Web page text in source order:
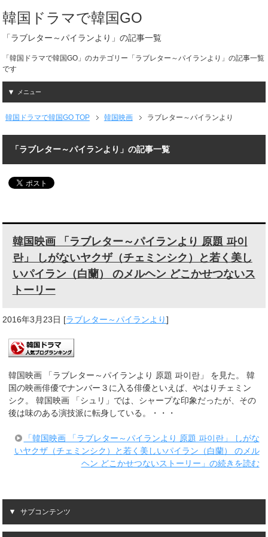
韓国ドラマで韓国GO
「ラブレター～パイランより」の記事一覧
「韓国ドラマで韓国GO」のカテゴリー「ラブレター～パイランより」の記事一覧
です
メニュー
韓国ドラマで韓国GO TOP 韓国映画 ラブレター～パイランより
「ラブレター～パイランより」の記事一覧
韓国映画 「ラブレター～パイランより 原題 파이
란」 しがないヤクザ（チェミンシク）と若く美し
いパイラン（白蘭） のメルヘン どこかせつないス
トーリー
2016年3月23日 [ラブレター～パイランより]
韓国映画 「ラブレター～パイランより 原題 파이란」 を見た。 韓
国の映画俳優でナンバー３に入る俳優といえば、やはりチェミン
シク。 韓国映画 「シュリ」では、シャープな印象だったが、その
後は味のある演技派に転身している。・・・
「韓国映画 「ラブレター～パイランより 原題 파이란」 しがな
いヤクザ（チェミンシク）と若く美しいパイラン（白蘭） のメル
ヘン どこかせつないストーリー」の続きを読む
サブコンテンツ